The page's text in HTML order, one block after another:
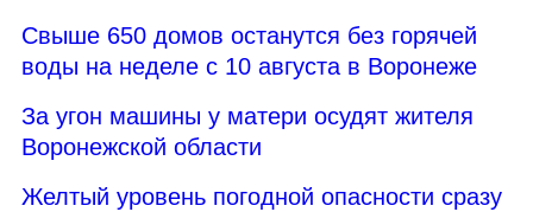
Свыше 650 домов останутся без горячей
воды на неделе с 10 августа в Воронеже
За угон машины у матери осудят жителя
Воронежской области
Желтый уровень погодной опасности сразу